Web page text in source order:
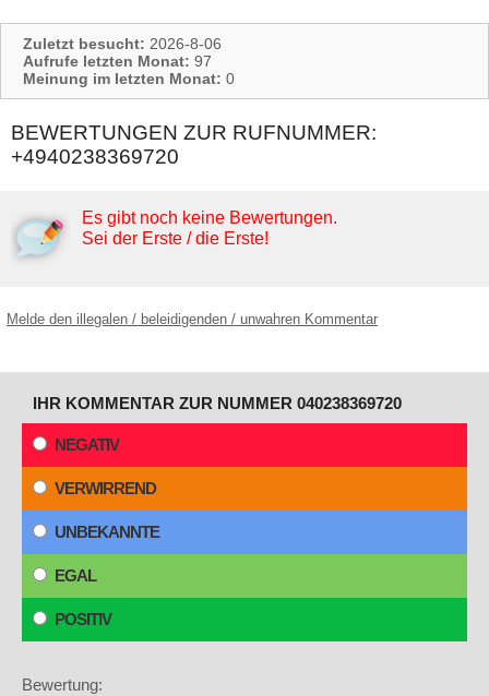
Zuletzt besucht: 2026-8-06
Aufrufe letzten Monat: 97
Meinung im letzten Monat: 0
BEWERTUNGEN ZUR RUFNUMMER:
+4940238369720
Es gibt noch keine Bewertungen.
Sei der Erste / die Erste!
Melde den illegalen / beleidigenden / unwahren Kommentar
IHR KOMMENTAR ZUR NUMMER 040238369720
NEGATIV
VERWIRREND
UNBEKANNTE
EGAL
POSITIV
Bewertung: